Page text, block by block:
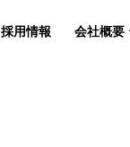
採用情報 会社概要